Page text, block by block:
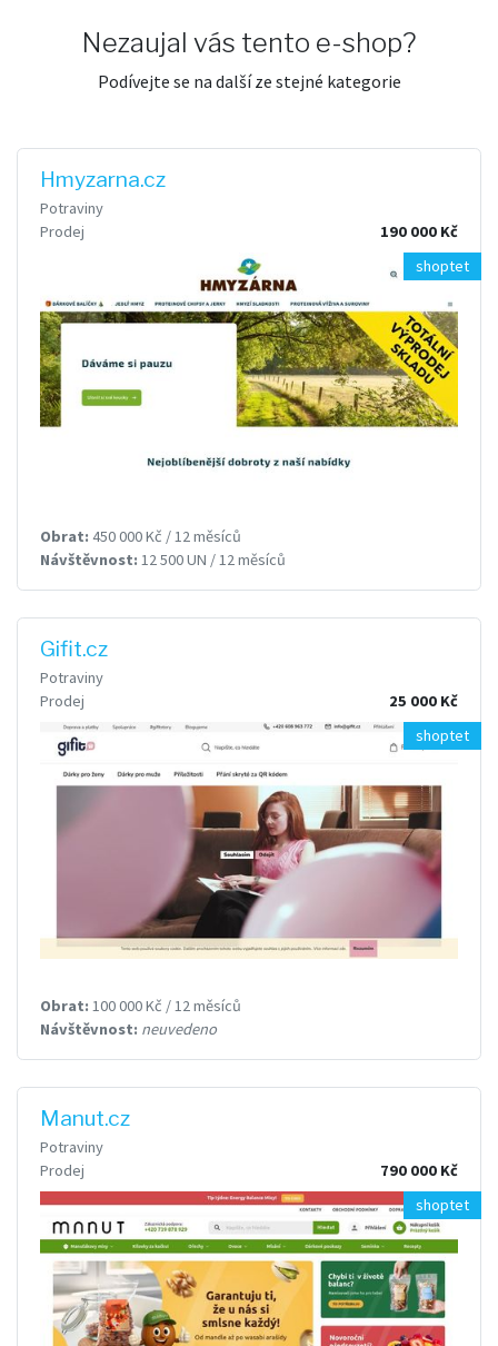
Nezaujal vás tento e-shop?
Podívejte se na další ze stejné kategorie
Hmyzarna.cz
Potraviny
Prodej
190 000 Kč
shoptet
Obrat: 450 000 Kč / 12 měsíců
Návštěvnost: 12 500 UN / 12 měsíců
Gifit.cz
Potraviny
Prodej
25 000 Kč
shoptet
Obrat: 100 000 Kč / 12 měsíců
Návštěvnost: neuvedeno
Manut.cz
Potraviny
Prodej
790 000 Kč
shoptet